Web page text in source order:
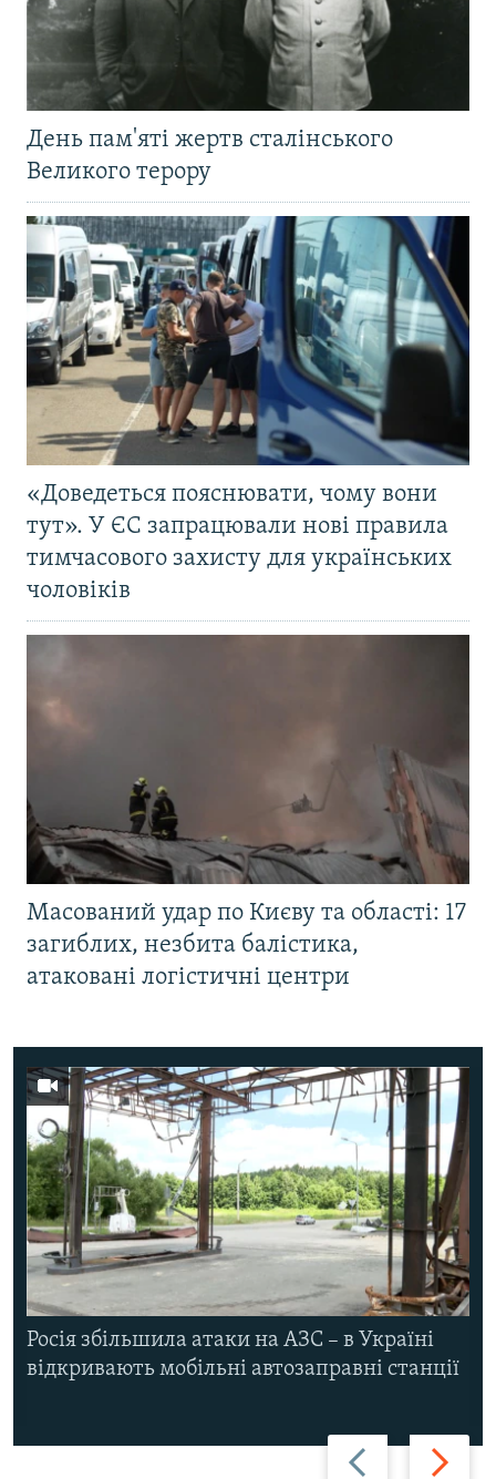
День пам'яті жертв сталінського
Великого терору
«Доведеться пояснювати, чому вони
тут». У ЄС запрацювали нові правила
тимчасового захисту для українських
чоловіків
Масований удар по Києву та області: 17
загиблих, незбита балістика,
атаковані логістичні центри
Назад Вперед
Росія збільшила атаки на АЗС – в Україні
відкривають мобільні автозаправні станції